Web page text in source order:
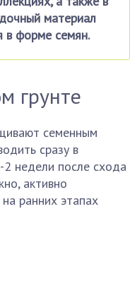
материал
в форме семян.
грунте
семенным
сразу в
2 недели после схода
активно
ранних этапах